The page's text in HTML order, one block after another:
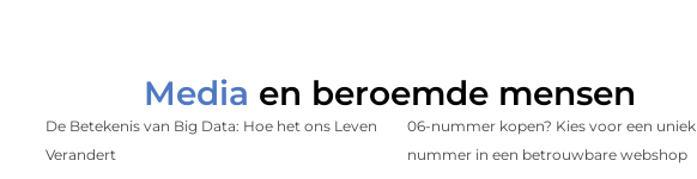
Media en beroemde mensen
De Betekenis van Big Data: Hoe het ons Leven
Verandert
06-nummer kopen? Kies voor een uniek
nummer in een betrouwbare webshop